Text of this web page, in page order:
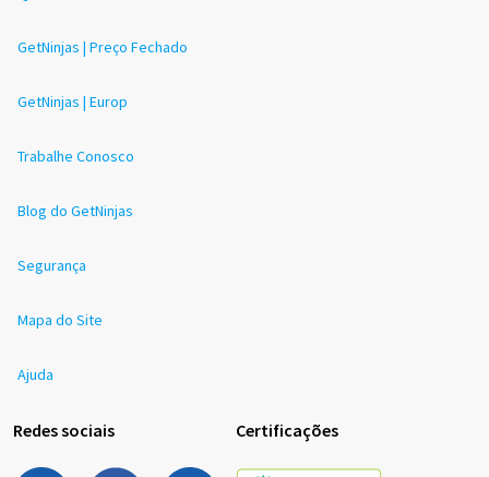
GetNinjas | Preço Fechado
GetNinjas | Europ
Trabalhe Conosco
Blog do GetNinjas
Segurança
Mapa do Site
Ajuda
Redes sociais Certificações